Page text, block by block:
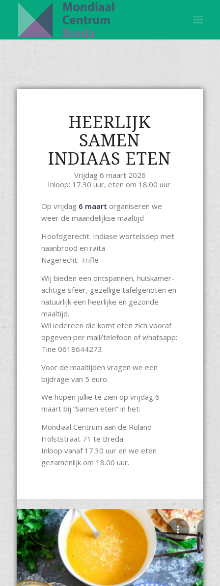
HEERLIJK
SAMEN
INDIAAS ETEN
Vrijdag 6 maart 2026
Inloop: 17.30 uur, eten om 18.00 uur.
Op vrijdag 6 maart organiseren we
weer de maandelijkse maaltijd
Hoofdgerecht: Indiase wortelsoep met
naanbrood en raita
Nagerecht: Trifle
Wij bieden een ontspannen, huiskamer-
achtige sfeer, gezellige tafelgenoten en
natuurlijk een heerlijke en gezonde
maaltijd.
Wil iedereen die komt eten zich vooraf
opgeven per mail/telefoon of whatsapp:
Tine 0618644273.
Voor de maaltijden vragen we een
bijdrage van 5 euro.
We hopen jullie te zien op vrijdag 6
maart bij “Samen eten” in het:
Mondiaal Centrum aan de Roland
Holststraat 71 te Breda
Inloop vanaf 17.30 uur en we eten
gezamenlijk om 18.00 uur.